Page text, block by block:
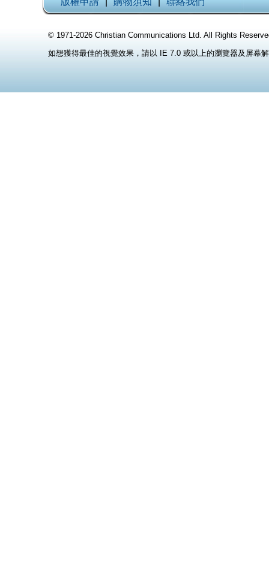
© 1971-2026 Christian Communications Ltd. All Rights
如想獲得最佳的視覺效果，請以 IE 7.0 或以上的瀏覽器及屏幕